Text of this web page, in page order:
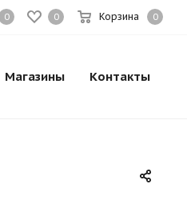
0 0 Корзина 0
Магазины Контакты